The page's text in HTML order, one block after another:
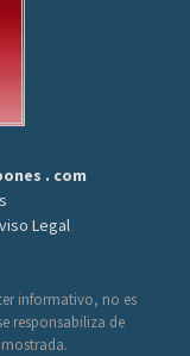
. com
Legal
informativo, no es
responsabiliza de